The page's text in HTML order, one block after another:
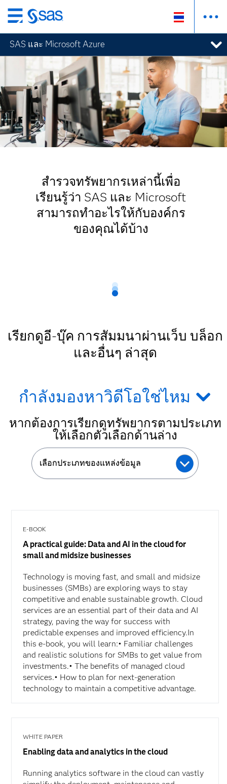
ข้าม
ไป
ที่
เนื้อหา
หลัก
SAS และ Microsoft Azure
สำรวจทรัพยากรเหล่านี้เพื่อ
เรียนรู้ว่า SAS และ Microsoft
สามารถทำอะไรให้กับองค์กร
ของคุณได้บ้าง
เรียกดูอี-บุ๊ค การสัมมนาผ่านเว็บ บล็อก
และอื่นๆ ล่าสุด
กำลังมองหาวิดีโอใช่ไหม
หากต้องการเรียกดูทรัพยากรตามประเภท
ให้เลือกตัวเลือกด้านล่าง
เลือกประเภทของแหล่งข้อมูล
E-BOOK
A practical guide: Data and AI in the cloud for
small and midsize businesses
Technology is moving fast, and small and midsize
businesses (SMBs) are exploring ways to stay
competitive and enable sustainable growth. Cloud
services are an essential part of their data and AI
strategy, paving the way for success with
predictable expenses and improved efficiency.In
this e-book, you will learn:• Familiar challenges
and realistic solutions for SMBs to get value from
investments.• The benefits of managed cloud
services.• How to plan for next-generation
technology to maintain a competitive advantage.
WHITE PAPER
Enabling data and analytics in the cloud
Running analytics software in the cloud can vastly